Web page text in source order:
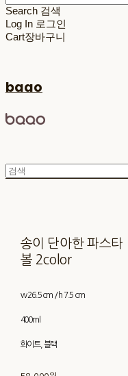
Search 검색
Log In 로그인
Cart장바구니
baao
송이 단아한 파스타
볼 2color
w 26.5 cm / h 7.5 cm
400ml
화이트, 블랙